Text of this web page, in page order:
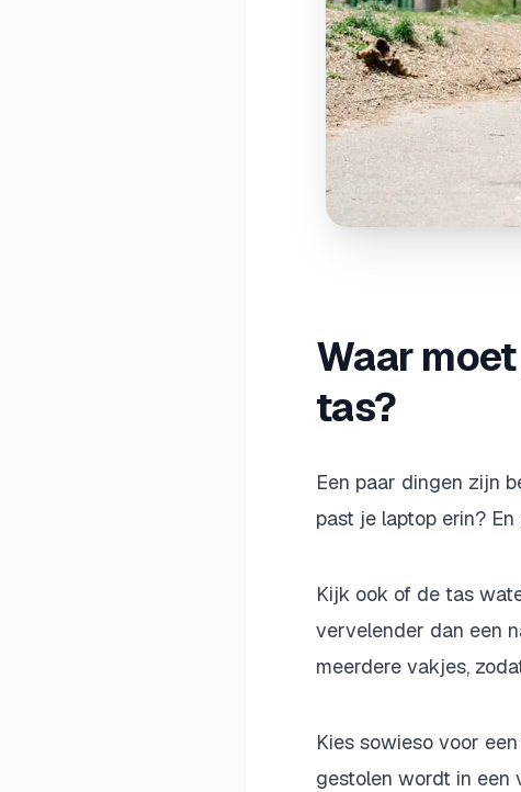
Waar
tas?
Een paar dingen zijn
past je laptop erin?
Kijk ook of de tas
vervelender dan een
meerdere vakjes,
Kies sowieso voor
gestolen wordt in een